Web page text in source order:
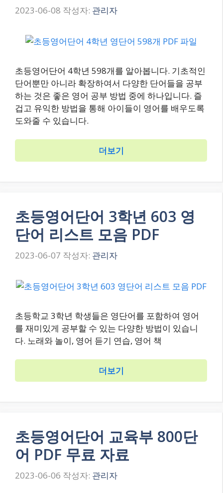
2023-06-08 작성자: 관리자
초등영어단어 4학년 598개를 알아봅니다. 기초적인
단어뿐만 아니라 확장하여서 다양한 단어들을 공부
하는 것은 좋은 영어 공부 방법 중에 하나입니다. 즐
겁고 유익한 방법을 통해 아이들이 영어를 배우도록
도와줄 수 있습니다.
더보기
초등영어단어 3학년 603 영
단어 리스트 모음 PDF
2023-06-07 작성자: 관리자
초등학교 3학년 학생들은 영단어를 포함하여 영어
를 재미있게 공부할 수 있는 다양한 방법이 있습니
다. 노래와 놀이, 영어 듣기 연습, 영어 책
더보기
초등영어단어 교육부 800단
어 PDF 무료 자료
2023-06-06 작성자: 관리자